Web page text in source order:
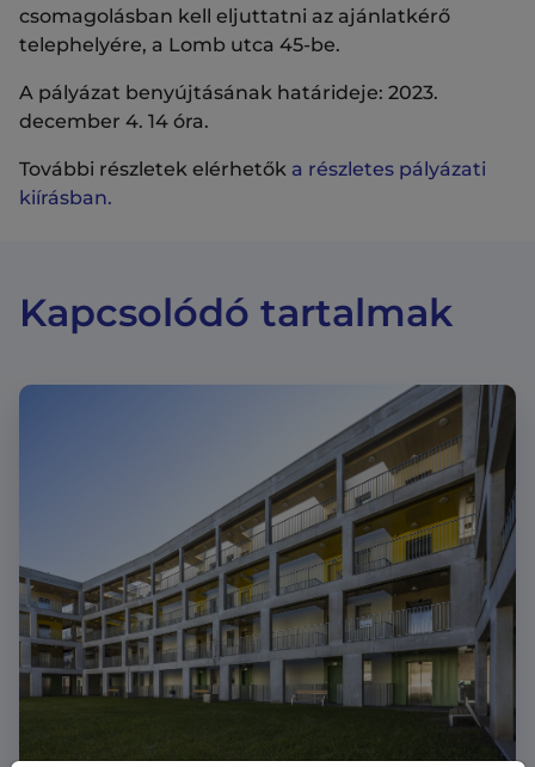
csomagolásban kell eljuttatni az ajánlatkérő
telephelyére, a Lomb utca 45-be.
A pályázat benyújtásának határideje: 2023.
december 4. 14 óra.
További részletek elérhetők a részletes pályázati
kiírásban.
Kapcsolódó tartalmak